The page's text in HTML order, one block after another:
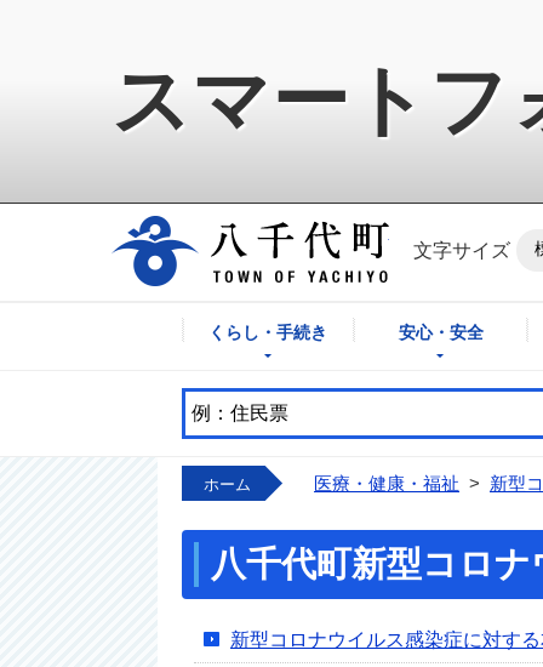
スマートフ
八千代町公式ホ
文字サイズ
くらし・手続き 安心・安全
ホーム 医療・健康・福祉 > 新型
八千代町新型コロ
新型コロナウイルス感染症に対す